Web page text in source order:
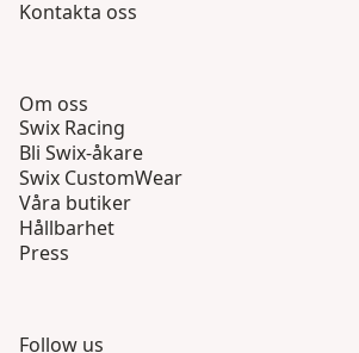
Kontakta oss
Om oss
Swix Racing
Bli Swix-åkare
Swix CustomWear
Våra butiker
Hållbarhet
Press
Follow us